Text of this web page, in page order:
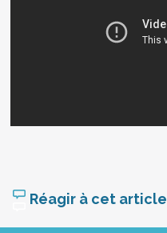
Réagir à cet article